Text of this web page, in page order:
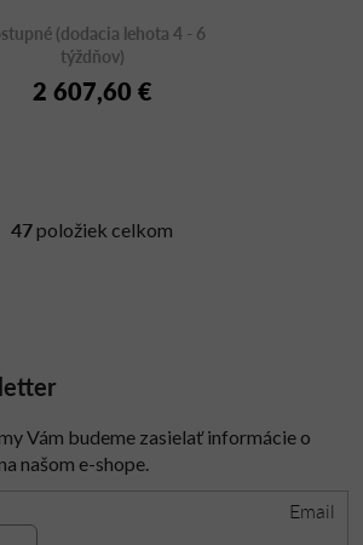
(dodacia lehota 4 - 6
týždňov)
2 607,60 €
O
i
e
p
47položiek celkom
Vám budeme zasielať informácie o
našom e-shope.
Email